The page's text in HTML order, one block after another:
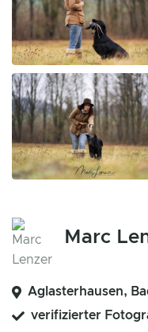
Marc
Aglasterhausen,
verifizierter